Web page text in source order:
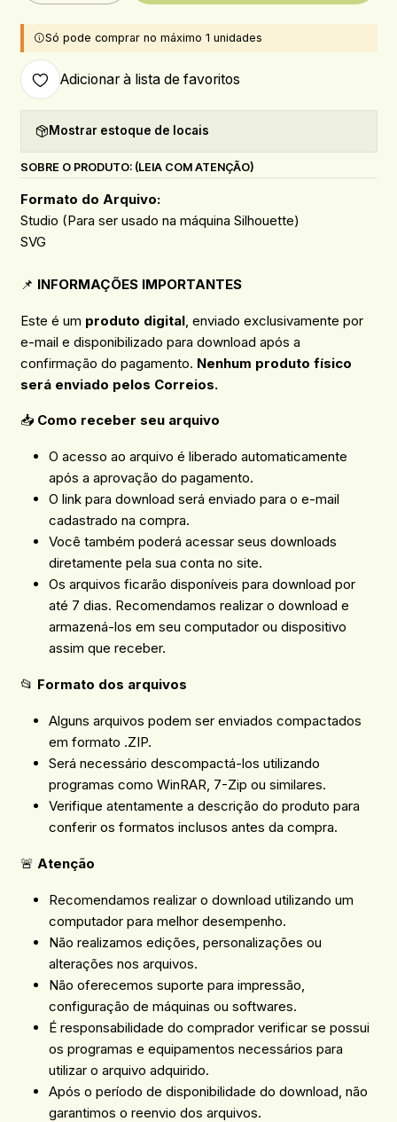
Só pode comprar no máximo 1 unidades
Adicionar à lista de favoritos
Mostrar estoque de locais
SOBRE O PRODUTO: (LEIA COM ATENÇÃO)
Formato do Arquivo:
Studio (Para ser usado na máquina Silhouette)
SVG
📌 INFORMAÇÕES IMPORTANTES
Este é um produto digital, enviado exclusivamente por
e-mail e disponibilizado para download após a
confirmação do pagamento. Nenhum produto físico
será enviado pelos Correios.
📥 Como receber seu arquivo
O acesso ao arquivo é liberado automaticamente
após a aprovação do pagamento.
O link para download será enviado para o e-mail
cadastrado na compra.
Você também poderá acessar seus downloads
diretamente pela sua conta no site.
Os arquivos ficarão disponíveis para download por
até 7 dias. Recomendamos realizar o download e
armazená-los em seu computador ou dispositivo
assim que receber.
📂 Formato dos arquivos
Alguns arquivos podem ser enviados compactados
em formato .ZIP.
Será necessário descompactá-los utilizando
programas como WinRAR, 7-Zip ou similares.
Verifique atentamente a descrição do produto para
conferir os formatos inclusos antes da compra.
🚨 Atenção
Recomendamos realizar o download utilizando um
computador para melhor desempenho.
Não realizamos edições, personalizações ou
alterações nos arquivos.
Não oferecemos suporte para impressão,
configuração de máquinas ou softwares.
É responsabilidade do comprador verificar se possui
os programas e equipamentos necessários para
utilizar o arquivo adquirido.
Após o período de disponibilidade do download, não
garantimos o reenvio dos arquivos.